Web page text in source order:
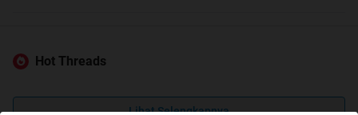
Hot Threads
Lihat Selengkapnya